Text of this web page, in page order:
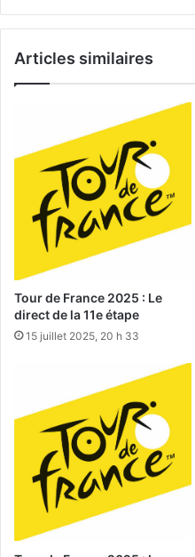
Articles similaires
Tour de France 2025 : Le
direct de la 11e étape
15 juillet 2025, 20 h 33